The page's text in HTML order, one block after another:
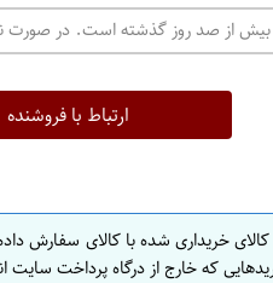
بیش از صد روز گذشته است. در صورت
ارتباط با فروشنده
خریداری شده با کالای سفارش
که خارج از درگاه پرداخت سایت